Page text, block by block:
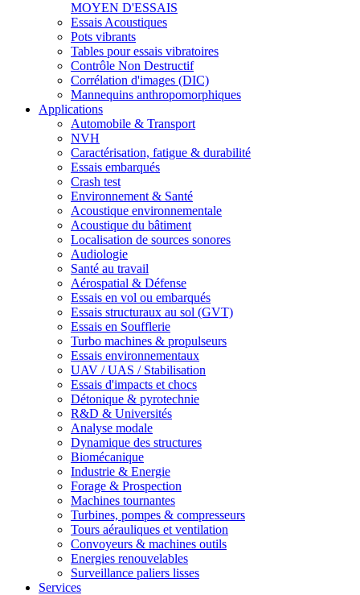
MOYEN D'ESSAIS
Essais Acoustiques
Pots vibrants
Tables pour essais vibratoires
Contrôle Non Destructif
Corrélation d'images (DIC)
Mannequins anthropomorphiques
Applications
Automobile & Transport
NVH
Caractérisation, fatigue & durabilité
Essais embarqués
Crash test
Environnement & Santé
Acoustique environnementale
Acoustique du bâtiment
Localisation de sources sonores
Audiologie
Santé au travail
Aérospatial & Défense
Essais en vol ou embarqués
Essais structuraux au sol (GVT)
Essais en Soufflerie
Turbo machines & propulseurs
Essais environnementaux
UAV / UAS / Stabilisation
Essais d'impacts et chocs
Détonique & pyrotechnie
R&D & Universités
Analyse modale
Dynamique des structures
Biomécanique
Industrie & Energie
Forage & Prospection
Machines tournantes
Turbines, pompes & compresseurs
Tours aérauliques et ventilation
Convoyeurs & machines outils
Energies renouvelables
Surveillance paliers lisses
Services